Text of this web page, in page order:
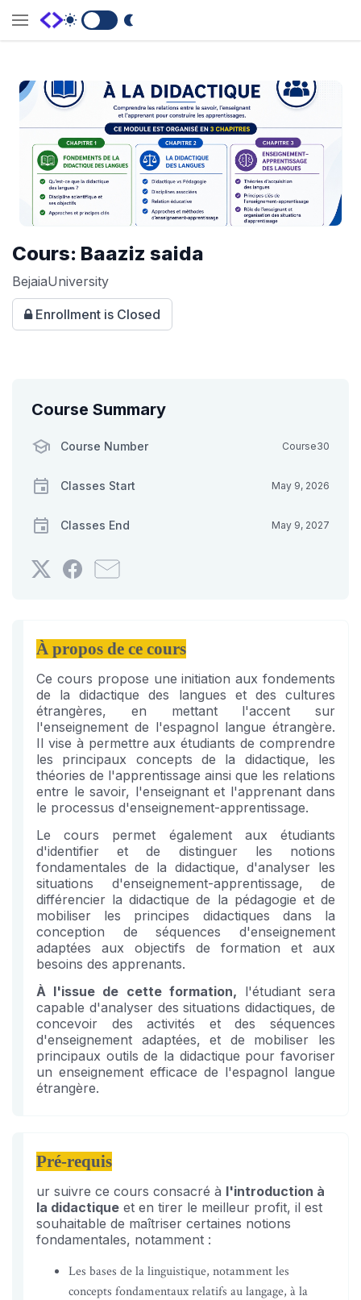
Switch to Dark Mode
Cours: Baaziz saida
BejaiaUniversity
Enrollment is Closed
À propos de ce cours
Ce cours propose une initiation aux fondements
de la didactique des langues et des cultures
étrangères, en mettant l'accent sur
l'enseignement de l'espagnol langue étrangère.
Il vise à permettre aux étudiants de comprendre
les principaux concepts de la didactique, les
théories de l'apprentissage ainsi que les relations
entre le savoir, l'enseignant et l'apprenant dans
le processus d'enseignement-apprentissage.
Le cours permet également aux étudiants
d'identifier et de distinguer les notions
fondamentales de la didactique, d'analyser les
situations d'enseignement-apprentissage, de
différencier la didactique de la pédagogie et de
mobiliser les principes didactiques dans la
conception de séquences d'enseignement
adaptées aux objectifs de formation et aux
besoins des apprenants.
À l'issue de cette formation, l'étudiant sera
capable d'analyser des situations didactiques, de
concevoir des activités et des séquences
d'enseignement adaptées, et de mobiliser les
principaux outils de la didactique pour favoriser
un enseignement efficace de l'espagnol langue
étrangère.
Pré-requis
ur suivre ce cours consacré à l'introduction à
la didactique et en tirer le meilleur profit, il est
souhaitable de maîtriser certaines notions
fondamentales, notamment :
Les bases de la linguistique, notamment les
concepts fondamentaux relatifs au langage, à la
Course Summary
Course Number Course30
Classes Start May 9, 2026
Classes End May 9, 2027
Tweet
that
in
this
course
Post
to
say
you've
enrolled
in
this
course
Email
you've
enrolled
in
this
course